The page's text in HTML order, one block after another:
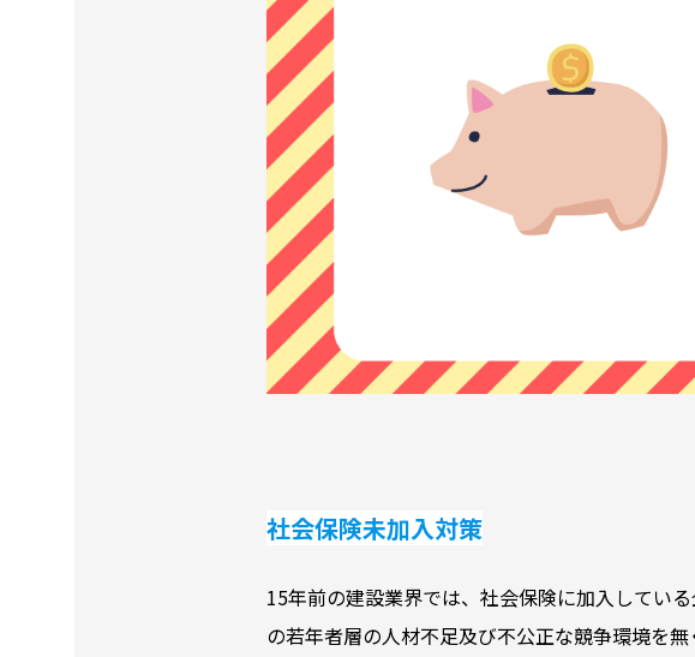
社会保険未加入対策
15年前の建設業界では、社会保険に加入してい
の若年者層の人材不足及び不公正な競争環境を